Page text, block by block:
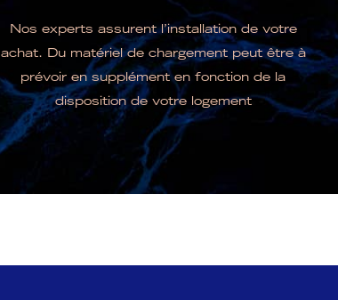
Nos experts assurent l’installation de votre
achat. Du matériel de chargement peut être à
prévoir en supplément en fonction de la
disposition de votre logement